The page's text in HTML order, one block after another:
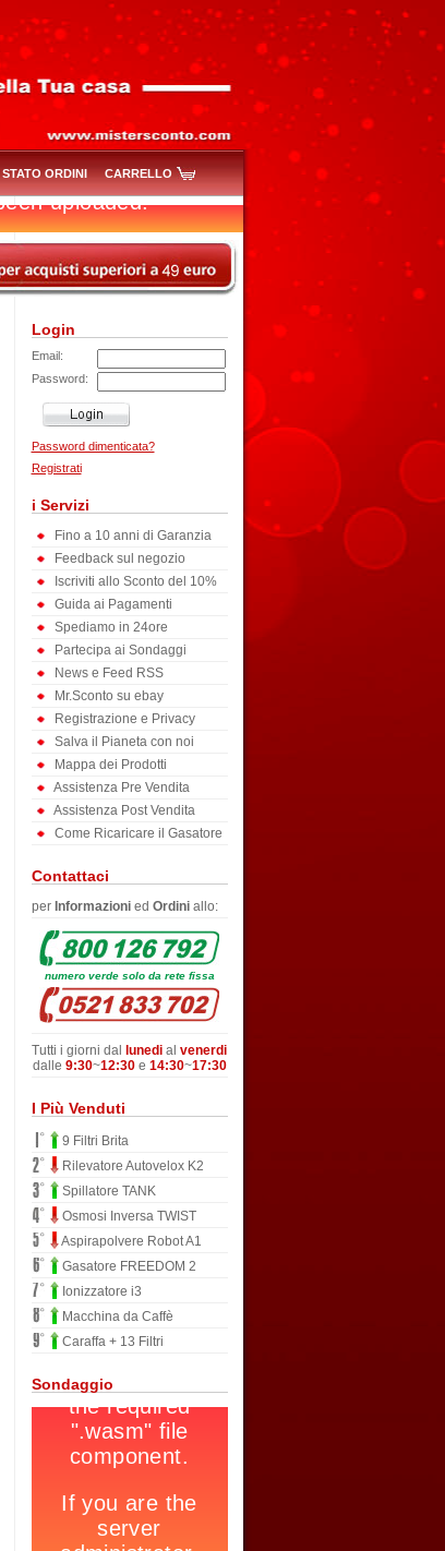
STATO ORDINI CARRELLO
Login
Email:
Password:
Password dimenticata?
Registrati
i Servizi
Fino a 10 anni di Garanzia
Feedback sul negozio
Iscriviti allo Sconto del 10%
Guida ai Pagamenti
Spediamo in 24ore
Partecipa ai Sondaggi
News e Feed RSS
Mr.Sconto su ebay
Registrazione e Privacy
Salva il Pianeta con noi
Mappa dei Prodotti
Assistenza Pre Vendita
Assistenza Post Vendita
Come Ricaricare il Gasatore
Contattaci
per Informazionied Ordiniallo:
numero verde solo da rete fissa
Tutti i giorni dal lunedial venerdi
dalle 9:30~12:30e 14:30~17:30
I Più Venduti
9 Filtri Brita
Rilevatore Autovelox K2
Spillatore TANK
Osmosi Inversa TWIST
Aspirapolvere Robot A1
Gasatore FREEDOM 2
Ionizzatore i3
Macchina da Caffè
Caraffa + 13 Filtri
Sondaggio